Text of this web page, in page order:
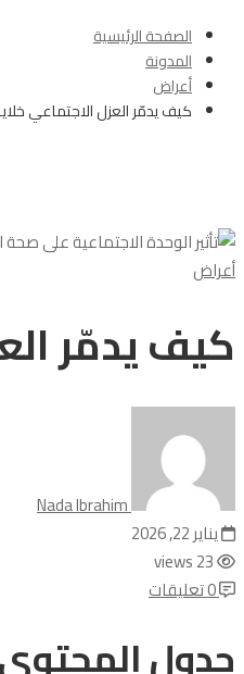
الصفحة الرئيسية
المدونة
أعراض
كيف يدمّر العزل الاجتماعي
أعراض
كيف يدمّر
Nada Ibrahim
يناير 22, 2026
23 views
0 تعليقات
جدول المحتوى